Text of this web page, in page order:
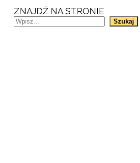
ZNAJDŹ NA STRONIE
Szukaj